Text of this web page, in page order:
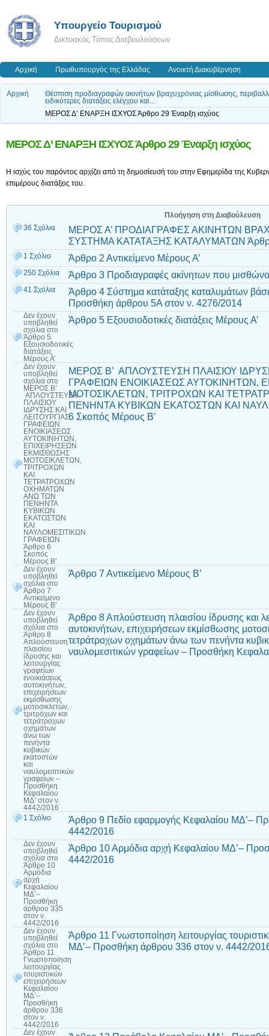
Υπουργείο Τουρισμού
Δικτυακός Τόπος Διαβουλεύσεων
Αρχική Πρωθυπουργός της Ελλάδας Ανοικτή Διακυβέρνηση
Αρχική
Θέσπιση προδιαγραφών ακινήτων βραχυχρόνιας μίσθωσης,
ειδικότερες διατάξεις ελέγχου καi...
ΜΕΡΟΣ Δ’ ΕΝΑΡΞΗ ΙΣΧΥΟΣ Άρθρο 29 Έναρξη ισχύος
ΜΕΡΟΣ Δ’ ΕΝΑΡΞΗ ΙΣΧΥΟΣ Άρθρο 29 Έναρξη ισχύος
Η ισχύς του παρόντος αρχίζει από τη δημοσίευσή του στην Εφημερίδα της
επιμέρους διατάξεις του.
Πλοήγηση στη Διαβούλευση
36 Σχόλια
ΜΕΡΟΣ Α’ ΠΡΟΔΙΑΓΡΑΦΕΣ ΑΚΙΝΗΤΩΝ
ΣΥΣΤΗΜΑ ΚΑΤΑΤΑΞΗΣ ΚΑΤΑΛΥΜΑΤΩΝ
1 Σχόλιο Άρθρο 2 Αντικείμενο Μέρους Α’
250 Σχόλια Άρθρο 3 Προδιαγραφές ακίνητων που
41 Σχόλια
Άρθρο 4 Σύστημα κατάταξης καταλυμάτων
Προσθήκη άρθρου 5Α στον ν. 4276/2014
Δεν έχουν
υποβληθεί
σχόλια στο
Άρθρο 5
Εξουσιοδοτικές
διατάξεις
Μέρους Α’
Άρθρο 5 Εξουσιοδοτικές διατάξεις Μέρους Α’
Δεν έχουν
υποβληθεί
σχόλια στο
ΜΕΡΟΣ Β’
ΑΠΛΟΥΣΤΕΥΣΗ
ΠΛΑΙΣΙΟΥ
ΙΔΡΥΣΗΣ ΚΑΙ
ΛΕΙΤΟΥΡΓΙΑΣ
ΓΡΑΦΕΙΩΝ
ΕΝΟΙΚΙΑΣΕΩΣ
ΑΥΤΟΚΙΝΗΤΩΝ,
ΕΠΙΧΕΙΡΗΣΕΩΝ
ΕΚΜΙΣΘΩΣΗΣ
ΜΟΤΟΣΙΚΛΕΤΩΝ,
ΤΡΙΤΡΟΧΩΝ
ΚΑΙ
ΤΕΤΡΑΤΡΟΧΩΝ
ΟΧΗΜΑΤΩΝ
ΑΝΩ ΤΩΝ
ΠΕΝΗΝΤΑ
ΚΥΒΙΚΩΝ
ΕΚΑΤΟΣΤΩΝ
ΚΑΙ
ΝΑΥΛΟΜΕΣΙΤΙΚΩΝ
ΓΡΑΦΕΙΩΝ
Άρθρο 6
Σκοπός
Μέρους Β’
ΜΕΡΟΣ Β’ ΑΠΛΟΥΣΤΕΥΣΗ ΠΛΑΙΣΙΟΥ
ΓΡΑΦΕΙΩΝ ΕΝΟΙΚΙΑΣΕΩΣ ΑΥΤΟΚΙΝΗΤΩΝ,
ΜΟΤΟΣΙΚΛΕΤΩΝ, ΤΡΙΤΡΟΧΩΝ ΚΑΙ
ΠΕΝΗΝΤΑ ΚΥΒΙΚΩΝ ΕΚΑΤΟΣΤΩΝ ΚΑΙ
6 Σκοπός Μέρους Β’
Δεν έχουν
υποβληθεί
σχόλια στο
Άρθρο 7
Αντικείμενο
Μέρους Β’
Άρθρο 7 Αντικείμενο Μέρους Β’
Δεν έχουν
υποβληθεί
σχόλια στο
Άρθρο 8
Απλούστευση
πλαισίου
ίδρυσης και
λειτουργίας
γραφείων
ενοικιάσεως
αυτοκινήτων,
επιχειρήσεων
εκμίσθωσης
μοτοσικλετών,
τριτρόχων και
τετράτροχων
οχημάτων
άνω των
πενήντα
κυβικών
εκατοστών
και
ναυλομεσιτικών
γραφείων –
Προσθήκη
Κεφαλαίου
ΜΔ’ στον ν.
4442/2016
Άρθρο 8 Απλούστευση πλαισίου ίδρυσης και
αυτοκινήτων, επιχειρήσεων εκμίσθωσης
τετράτροχων οχημάτων άνω των πενήντα
ναυλομεσιτικών γραφείων – Προσθήκη
1 Σχόλιο
Άρθρο 9 Πεδίο εφαρμογής Κεφαλαίου ΜΔ’–
4442/2016
Δεν έχουν
υποβληθεί
σχόλια στο
Άρθρο 10
Αρμόδια
αρχή
Κεφαλαίου
ΜΔ’–
Προσθήκη
άρθρου 335
στον ν.
4442/2016
Άρθρο 10 Αρμόδια αρχή Κεφαλαίου ΜΔ’–
4442/2016
Δεν έχουν
υποβληθεί
σχόλια στο
Άρθρο 11
Γνωστοποίηση
λειτουργίας
τουριστικών
επιχειρήσεων
Κεφαλαίου
ΜΔ’–
Προσθήκη
άρθρου 336
στον ν.
4442/2016
Άρθρο 11 Γνωστοποίηση λειτουργίας
ΜΔ’– Προσθήκη άρθρου 336 στον ν. 4442/
Δεν έχουν